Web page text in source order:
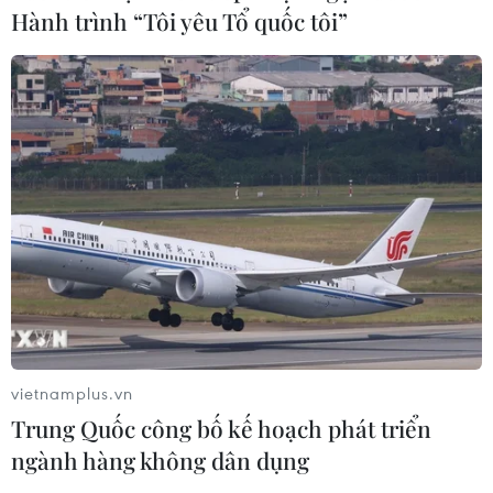
Xem thêm
CƠ QUAN CHỦ QUẢN: THÔNG TẤN XÃ VIỆT NAM
Tổng Biên tập: TRẦN TIẾN DUẨN
Phó Tổng Biên tập: NGUYỄN THỊ TÁM, KHÚC THANH
THỦY
Sở hữu trí tuệ
Quy định sử dụng
RSS
Ngôn ngữ
TTXVN
Hành trình “Tôi yêu Tổ quốc tôi”
vietnamplus.vn
Trung Quốc công bố kế hoạch phát triển
ngành hàng không dân dụng